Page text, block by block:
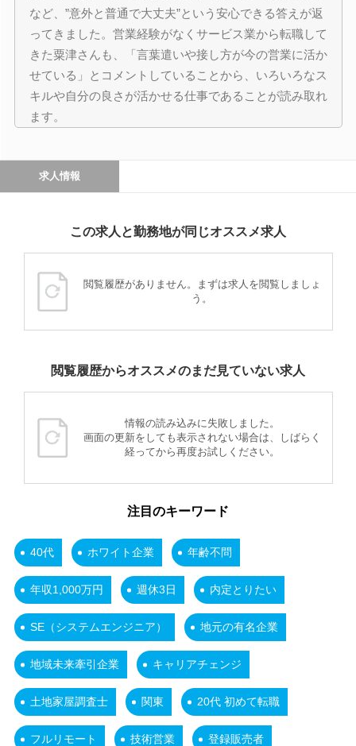
など、”意外と普通で大丈夫”という安心できる答えが返
ってきました。営業経験がなくサービス業から転職して
きた粟津さんも、「言葉遣いや接し方が今の営業に活か
せている」とコメントしていることから、いろいろなス
キルや自分の良さが活かせる仕事であることが読み取れ
ます。
求人情報
この求人と勤務地が同じオススメ求人
閲覧履歴がありません。まずは求人を閲覧しましょ
う。
閲覧履歴からオススメのまだ見ていない求人
情報の読み込みに失敗しました。
画面の更新をしても表示されない場合は、しばらく
経ってから再度お試しください。
注目のキーワード
40代 ホワイト企業 年齢不問
年収1,000万円 週休3日 内定とりたい
SE（システムエンジニア） 地元の有名企業
地域未来牽引企業 キャリアチェンジ
土地家屋調査士 関東 20代 初めて転職
フルリモート 技術営業 登録販売者